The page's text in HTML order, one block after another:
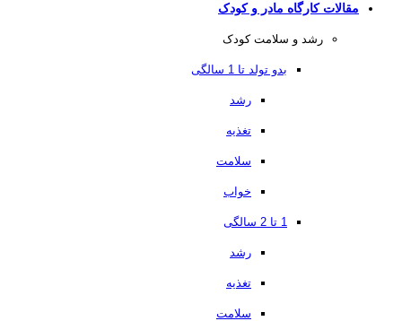
مقالات کارگاه مادر و کودک
رشد و سلامت کودک
بدو تولد تا 1 سالگی
رشد
تغذیه
سلامت
خواب
1 تا 2 سالگی
رشد
تغذیه
سلامت